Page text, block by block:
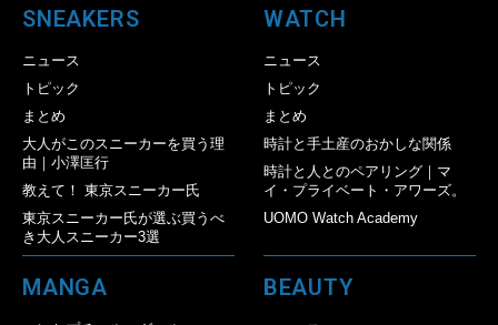
SNEAKERS
ニュース
トピック
まとめ
大人がこのスニーカーを買う理
由｜小澤匡行
教えて！ 東京スニーカー氏
東京スニーカー氏が選ぶ買うべ
き大人スニーカー3選
WATCH
ニュース
トピック
まとめ
時計と手土産のおかしな関係
時計と人とのペアリング｜マ
イ・プライベート・アワーズ。
UOMO Watch Academy
MANGA BEAUTY